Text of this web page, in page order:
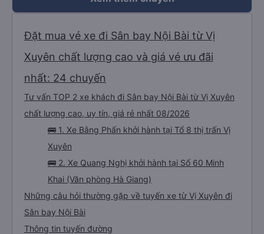
Đặt mua vé xe đi Sân bay Nội Bài từ Vị
Xuyên chất lượng cao và giá vé ưu đãi
nhất: 24 chuyến
Tư vấn TOP 2 xe khách đi Sân bay Nội Bài từ Vị Xuyên
chất lượng cao, uy tín, giá rẻ nhất 08/2026
🚌 1. Xe Bằng Phấn khởi hành tại Tổ 8 thị trấn Vị
Xuyên
🚌 2. Xe Quang Nghị khởi hành tại Số 60 Minh
Khai (Văn phòng Hà Giang)
Những câu hỏi thường gặp về tuyến xe từ Vị Xuyên đi
Sân bay Nội Bài
Thông tin tuyến đường